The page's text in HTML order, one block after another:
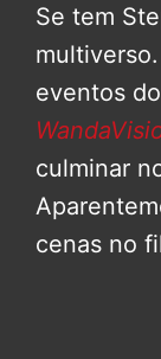
Se tem
eventos
culminar
cenas no